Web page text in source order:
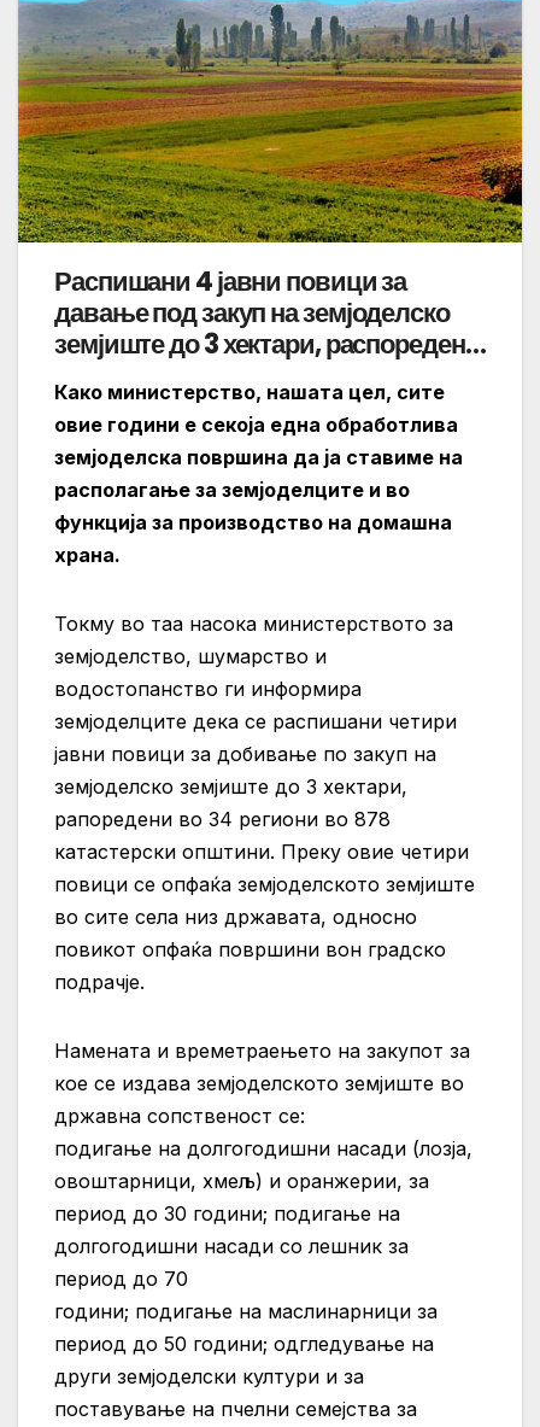
Распишани 4 јавни повици за
давање под закуп на земјоделско
земјиште до 3 хектари, распоредени
во 34 региони во 878 катастерски
општини
Како министерство, нашата цел, сите
овие години е секоја една обработлива
земјоделска површина да ја ставиме на
располагање за земјоделците и во
функција за производство на домашна
храна.
Токму во таа насока министерството за
земјоделство, шумарство и
водостопанство ги информира
земјоделците дека се распишани четири
јавни повици за добивање по закуп на
земјоделско земјиште до 3 хектари,
рапоредени во 34 региони во 878
катастерски општини. Преку овие четири
повици се опфаќа земјоделското земјиште
во сите села низ државата, односно
повикот опфаќа површини вон градско
подрачје.
Намената и времетраењето на закупот за
кое се издава земјоделското земјиште во
државна сопственост се:
подигање на долгогодишни насади (лозја,
овоштарници, хмељ) и оранжерии, за
период до 30 години; подигање на
долгогодишни насади со лешник за
период до 70
години; подигање на маслинарници за
период до 50 години; одгледување на
други земјоделски култури и за
поставување на пчелни семејства за